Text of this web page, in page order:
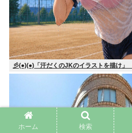
彡(●)(●)「汗だくのJKのイラストを描け」
ホーム 検索